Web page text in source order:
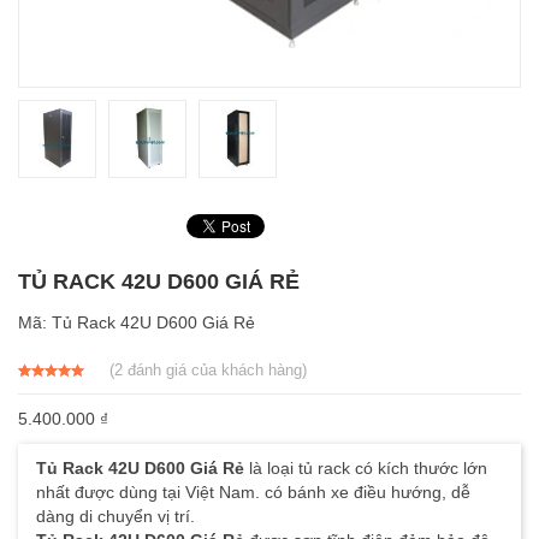
TỦ RACK 42U D600 GIÁ RẺ
Mã: Tủ Rack 42U D600 Giá Rẻ
dựa trên
đánh giá
(2đánh giá của khách hàng)
5.400.000 ₫
Tủ Rack 42U D600 Giá Rẻ là loại tủ rack có kích thước lớn
nhất được dùng tại Việt Nam. có bánh xe điều hướng, dễ
dàng di chuyển vị trí.